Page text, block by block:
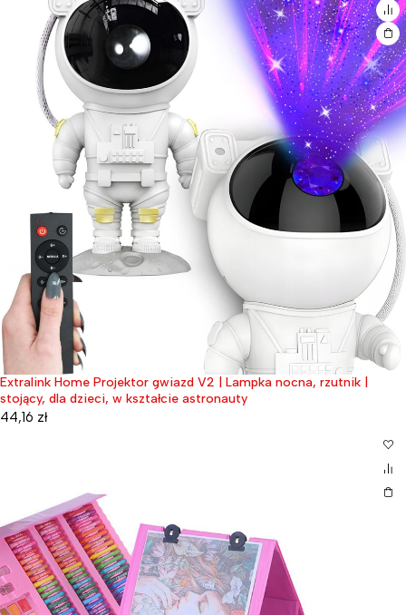
Extralink Home Projektor gwiazd V2 | Lampka nocna, rzutnik |
stojący, dla dzieci, w kształcie astronauty
44,16 zł